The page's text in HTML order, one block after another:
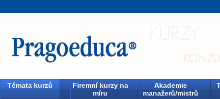
Témata kurzů
Firemní kurzy na
míru
Akademie
manažerů/mistrů